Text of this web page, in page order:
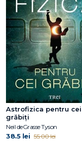
Astrofizica pentru cei
grăbiți
Neil deGrasse Tyson
38.5 lei 55.00 lei